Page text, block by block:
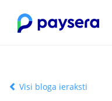
Visi bloga ieraksti